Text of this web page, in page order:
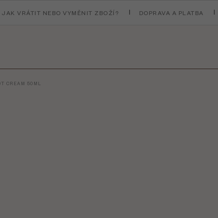
JAK VRÁTIT NEBO VYMĚNIT ZBOŽÍ? DOPRAVA A PLATBA
CREAM 50ML